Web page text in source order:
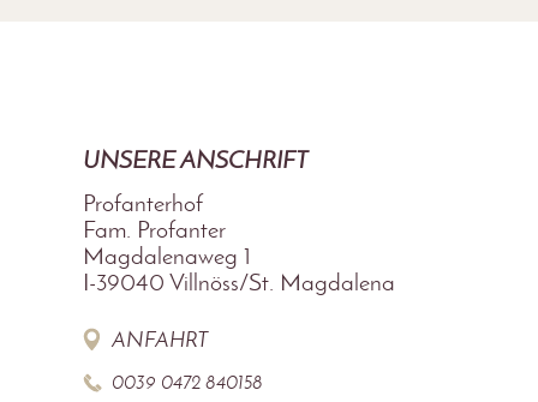
UNSERE ANSCHRIFT
Profanterhof
Fam. Profanter
Magdalenaweg 1
I-39040 Villnöss/St. Magdalena
ANFAHRT
0039 0472 840158